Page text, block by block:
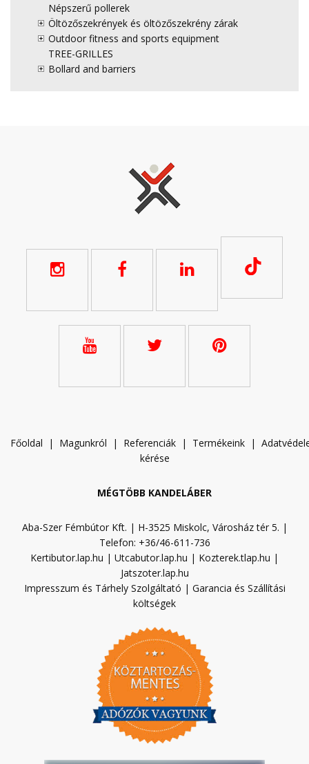
Népszerű pollerek
Öltözőszekrények és öltözőszekrény zárak
Outdoor fitness and sports equipment
TREE-GRILLES
Bollard and barriers
Főoldal | Magunkról | Referenciák | Termékeink | A
kérése
MÉGTÖBB KANDELÁBER
Aba-Szer Fémbútor Kft. | H-3525 Miskolc, Városház tér 5. |
Telefon: +36/46-611-736
Kertibutor.lap.hu | Utcabutor.lap.hu | Kozterek.tlap.hu |
Jatszoter.lap.hu
Impresszum és Tárhely Szolgáltató | Garancia és Szállítási
költségek